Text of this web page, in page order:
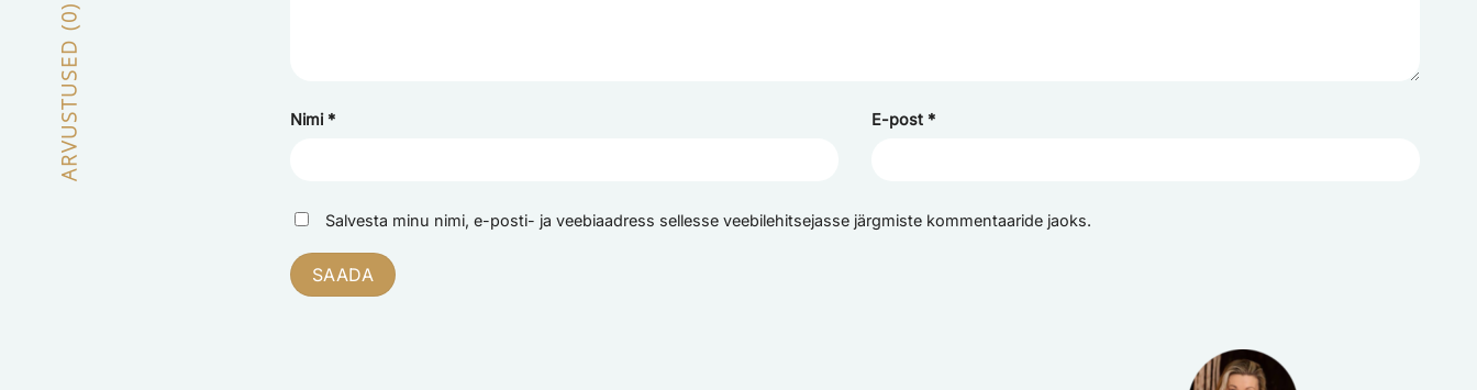
ARVUSTUSED (0) Nimi * E-post *
Salvesta minu nimi, e-posti- ja veebiaadress sellesse veebilehitsejasse järgmiste kommentaaride jaoks.